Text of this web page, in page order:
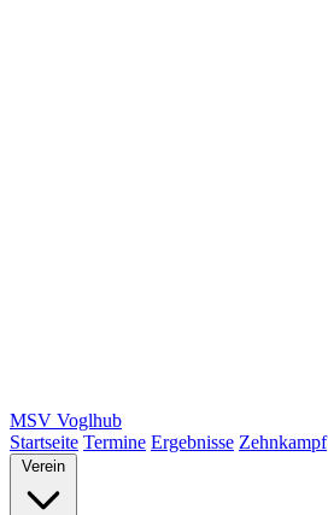
MSV Voglhub
Startseite Termine Ergebnisse Zehnkampf
Verein